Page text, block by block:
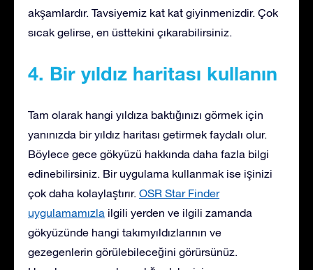
akşamlardır. Tavsiyemiz kat kat giyinmenizdir. Çok
sıcak gelirse, en üsttekini çıkarabilirsiniz.
4. Bir yıldız haritası kullanın
Tam olarak hangi yıldıza baktığınızı görmek için
yanınızda bir yıldız haritası getirmek faydalı olur.
Böylece gece gökyüzü hakkında daha fazla bilgi
edinebilirsiniz. Bir uygulama kullanmak ise işinizi
çok daha kolaylaştırır. OSR Star Finder
uygulamamızla ilgili yerden ve ilgili zamanda
gökyüzünde hangi takımyıldızlarının ve
gezegenlerin görülebileceğini görürsünüz.